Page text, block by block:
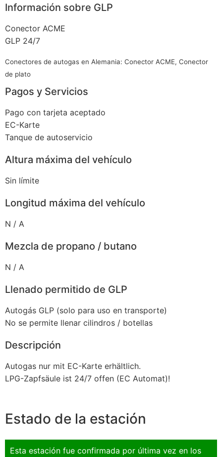
Información sobre GLP
Conector ACME
GLP 24/7
Conectores de autogas en Alemania: Conector ACME, Conector
de plato
Pagos y Servicios
Pago con tarjeta aceptado
EC-Karte
Tanque de autoservicio
Altura máxima del vehículo
Sin límite
Longitud máxima del vehículo
N / A
Mezcla de propano / butano
N / A
Llenado permitido de GLP
Autogás GLP (solo para uso en transporte)
No se permite llenar cilindros / botellas
Descripción
Autogas nur mit EC-Karte erhältlich.
LPG-Zapfsäule ist 24/7 offen (EC Automat)!
Estado de la estación
Esta estación fue confirmada por última vez en los